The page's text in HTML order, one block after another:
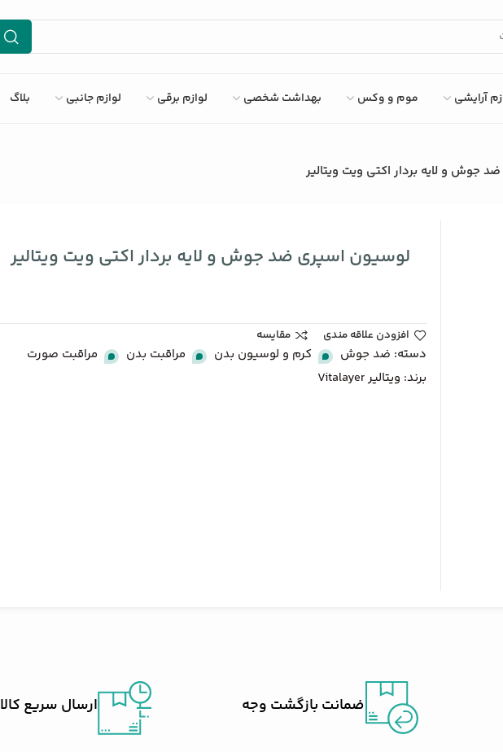
آرایشی موم و وکس بهداشت شخصی لوازم برقی لوازم جانبی بلاگ
جوش و لایه بردار اکتی ویت ویتالیر
لوسیون اسپری ضد جوش و لایه بردار اکتی ویت ویتالیر
افزودن علاقه مندی مقایسه
دسته: ضد جوش , کرم و لوسیون بدن , مراقبت بدن ,
مراقبت صورت
برند: ویتالیر Vitalayer
ضمانت بازگشت وجه ارسال سریع کالا